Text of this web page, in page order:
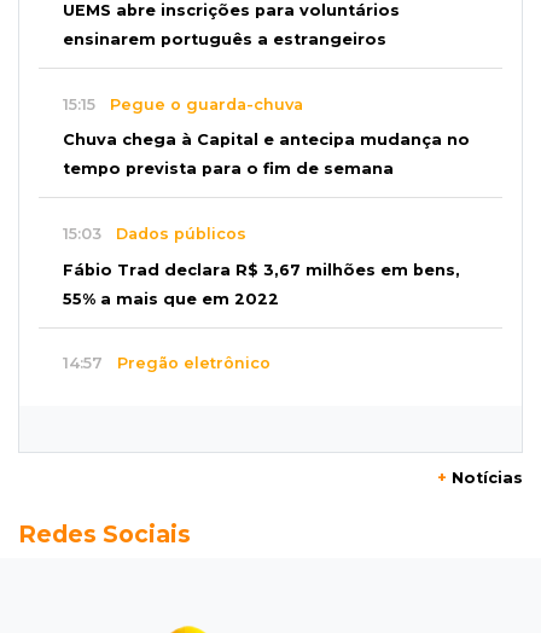
UEMS abre inscrições para voluntários
ensinarem português a estrangeiros
15:15 Pegue o guarda-chuva
Chuva chega à Capital e antecipa mudança no
tempo prevista para o fim de semana
15:03 Dados públicos
Fábio Trad declara R$ 3,67 milhões em bens,
55% a mais que em 2022
14:57 Pregão eletrônico
Náutico e Comercial decidem título do
Reabertura
+ Notícias
Redes Sociais